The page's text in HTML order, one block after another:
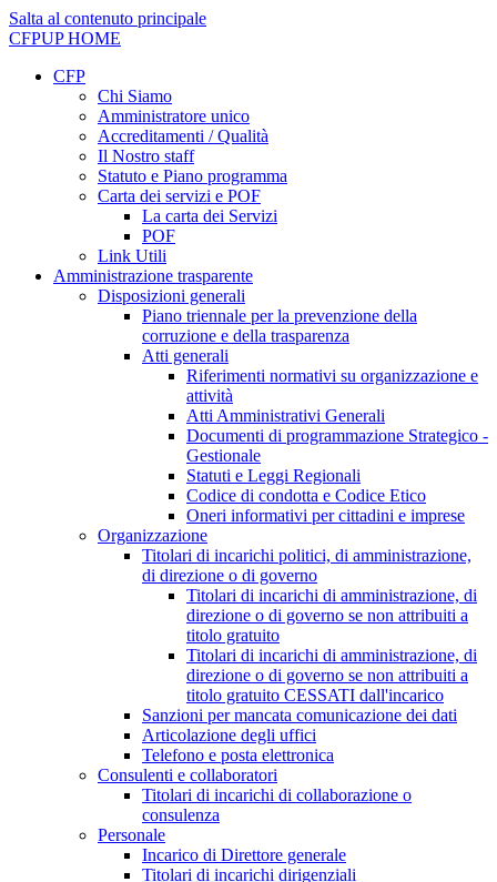
Salta al contenuto principale
CFPUPHOME
CFP
Chi Siamo
Amministratore unico
Accreditamenti / Qualità
Il Nostro staff
Statuto e Piano programma
Carta dei servizi e POF
La carta dei Servizi
POF
Link Utili
Amministrazione trasparente
Disposizioni generali
Piano triennale per la prevenzione della
corruzione e della trasparenza
Atti generali
Riferimenti normativi su organizzazione e
attività
Atti Amministrativi Generali
Documenti di programmazione Strategico -
Gestionale
Statuti e Leggi Regionali
Codice di condotta e Codice Etico
Oneri informativi per cittadini e imprese
Organizzazione
Titolari di incarichi politici, di amministrazione,
di direzione o di governo
Titolari di incarichi di amministrazione, di
direzione o di governo se non attribuiti a
titolo gratuito
Titolari di incarichi di amministrazione, di
direzione o di governo se non attribuiti a
titolo gratuito CESSATI dall'incarico
Sanzioni per mancata comunicazione dei dati
Articolazione degli uffici
Telefono e posta elettronica
Consulenti e collaboratori
Titolari di incarichi di collaborazione o
consulenza
Personale
Incarico di Direttore generale
Titolari di incarichi dirigenziali